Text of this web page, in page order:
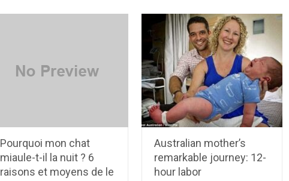
Pourquoi mon chat
miaule-t-il la nuit ? 6
raisons et moyens de le
Australian mother’s
remarkable journey: 12-
hour labor